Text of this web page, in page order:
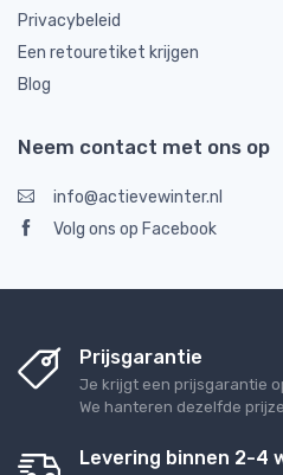
Privacybeleid
Een retouretiket krijgen
Blog
Neem contact met ons op
info@actievewinter.nl
Volg ons op Facebook
Prijsgarantie
Je krijgt een prijsgarantie
We hanteren dezelfde
Levering binnen 2-4